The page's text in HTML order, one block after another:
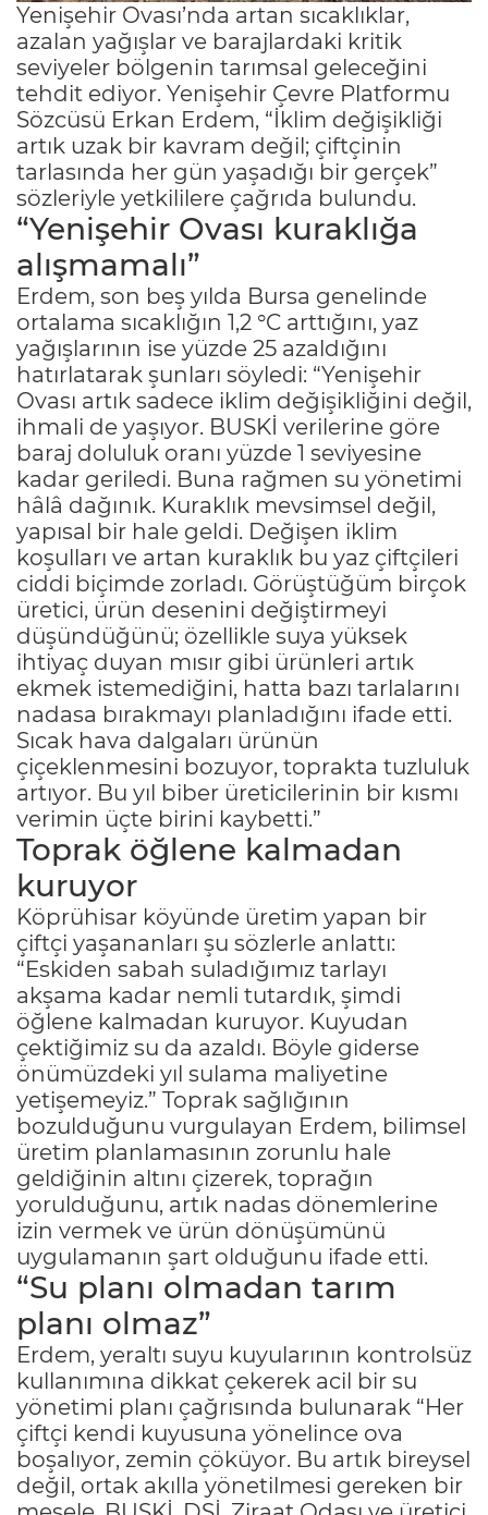
Yenişehir Ovası’nda artan sıcaklıklar,
azalan yağışlar ve barajlardaki kritik
seviyeler bölgenin tarımsal geleceğini
tehdit ediyor. Yenişehir Çevre Platformu
Sözcüsü Erkan Erdem, “İklim değişikliği
artık uzak bir kavram değil; çiftçinin
tarlasında her gün yaşadığı bir gerçek”
sözleriyle yetkililere çağrıda bulundu.
“Yenişehir Ovası kuraklığa
alışmamalı”
Erdem, son beş yılda Bursa genelinde
ortalama sıcaklığın 1,2 °C arttığını, yaz
yağışlarının ise yüzde 25 azaldığını
hatırlatarak şunları söyledi: “Yenişehir
Ovası artık sadece iklim değişikliğini değil,
ihmali de yaşıyor. BUSKİ verilerine göre
baraj doluluk oranı yüzde 1 seviyesine
kadar geriledi. Buna rağmen su yönetimi
hâlâ dağınık. Kuraklık mevsimsel değil,
yapısal bir hale geldi. Değişen iklim
koşulları ve artan kuraklık bu yaz çiftçileri
ciddi biçimde zorladı. Görüştüğüm birçok
üretici, ürün desenini değiştirmeyi
düşündüğünü; özellikle suya yüksek
ihtiyaç duyan mısır gibi ürünleri artık
ekmek istemediğini, hatta bazı tarlalarını
nadasa bırakmayı planladığını ifade etti.
Sıcak hava dalgaları ürünün
çiçeklenmesini bozuyor, toprakta tuzluluk
artıyor. Bu yıl biber üreticilerinin bir kısmı
verimin üçte birini kaybetti.”
Toprak öğlene kalmadan
kuruyor
Köprühisar köyünde üretim yapan bir
çiftçi yaşananları şu sözlerle anlattı:
“Eskiden sabah suladığımız tarlayı
akşama kadar nemli tutardık, şimdi
öğlene kalmadan kuruyor. Kuyudan
çektiğimiz su da azaldı. Böyle giderse
önümüzdeki yıl sulama maliyetine
yetişemeyiz.” Toprak sağlığının
bozulduğunu vurgulayan Erdem, bilimsel
üretim planlamasının zorunlu hale
geldiğinin altını çizerek, toprağın
yorulduğunu, artık nadas dönemlerine
izin vermek ve ürün dönüşümünü
uygulamanın şart olduğunu ifade etti.
“Su planı olmadan tarım
planı olmaz”
Erdem, yeraltı suyu kuyularının kontrolsüz
kullanımına dikkat çekerek acil bir su
yönetimi planı çağrısında bulunarak “Her
çiftçi kendi kuyusuna yönelince ova
boşalıyor, zemin çöküyor. Bu artık bireysel
değil, ortak akılla yönetilmesi gereken bir